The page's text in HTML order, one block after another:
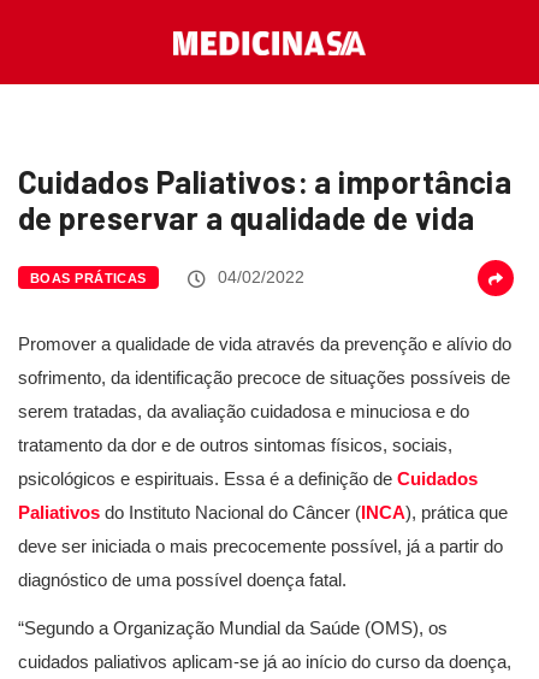
Cuidados Paliativos: a importância
de preservar a qualidade de vida
BOAS PRÁTICAS 04/02/2022
Promover a qualidade de vida através da prevenção e alívio do
sofrimento, da identificação precoce de situações possíveis de
serem tratadas, da avaliação cuidadosa e minuciosa e do
tratamento da dor e de outros sintomas físicos, sociais,
psicológicos e espirituais. Essa é a definição de Cuidados
Paliativos do Instituto Nacional do Câncer (INCA), prática que
deve ser iniciada o mais precocemente possível, já a partir do
diagnóstico de uma possível doença fatal.
“Segundo a Organização Mundial da Saúde (OMS), os
cuidados paliativos aplicam-se já ao início do curso da doença,